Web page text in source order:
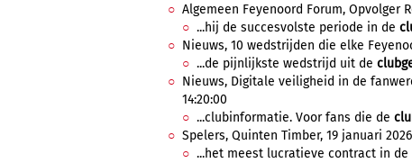
Algemeen Feyenoord Forum, Opvolger
...hij de succesvolste periode in de
Nieuws, 10 wedstrijden die elke
...de pijnlijkste wedstrijd uit de
Nieuws, Digitale veiligheid in de
14:20:00
...clubinformatie. Voor fans die de
Spelers, Quinten Timber, 19 januari
...het meest lucratieve contract in de